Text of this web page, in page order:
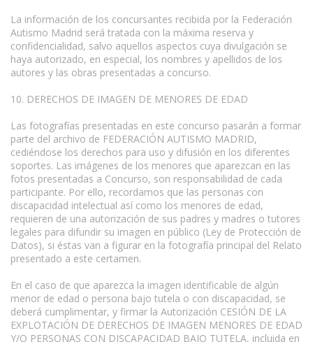
La información de los concursantes recibida por la Federación
Autismo Madrid será tratada con la máxima reserva y
confidencialidad, salvo aquellos aspectos cuya divulgación se
haya autorizado, en especial, los nombres y apellidos de los
autores y las obras presentadas a concurso.
10. DERECHOS DE IMAGEN DE MENORES DE EDAD
Las fotografías presentadas en este concurso pasarán a formar
parte del archivo de FEDERACIÓN AUTISMO MADRID,
cediéndose los derechos para uso y difusión en los diferentes
soportes. Las imágenes de los menores que aparezcan en las
fotos presentadas a Concurso, son responsabilidad de cada
participante. Por ello, recordamos que las personas con
discapacidad intelectual así como los menores de edad,
requieren de una autorización de sus padres y madres o tutores
legales para difundir su imagen en público (Ley de Protección de
Datos), si éstas van a figurar en la fotografía principal del Relato
presentado a este certamen.
En el caso de que aparezca la imagen identificable de algún
menor de edad o persona bajo tutela o con discapacidad, se
deberá cumplimentar, y firmar la Autorización CESIÓN DE LA
EXPLOTACIÓN DE DERECHOS DE IMAGEN MENORES DE EDAD
Y/O PERSONAS CON DISCAPACIDAD BAJO TUTELA, incluida en